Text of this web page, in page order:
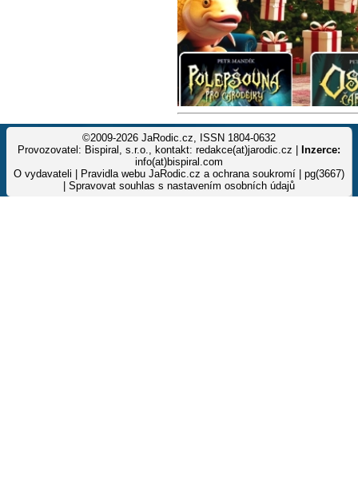
©2009-2026 JaRodic.cz, ISSN 1804-0632
Provozovatel: Bispiral, s.r.o., kontakt: redakce(at)jarodic.cz |
Inzerce:
info(at)bispiral.com
O vydavateli
Pravidla webu JaRodic.cz a ochrana soukromí | pg(3667)
Spravovat souhlas s nastavením osobních údajů